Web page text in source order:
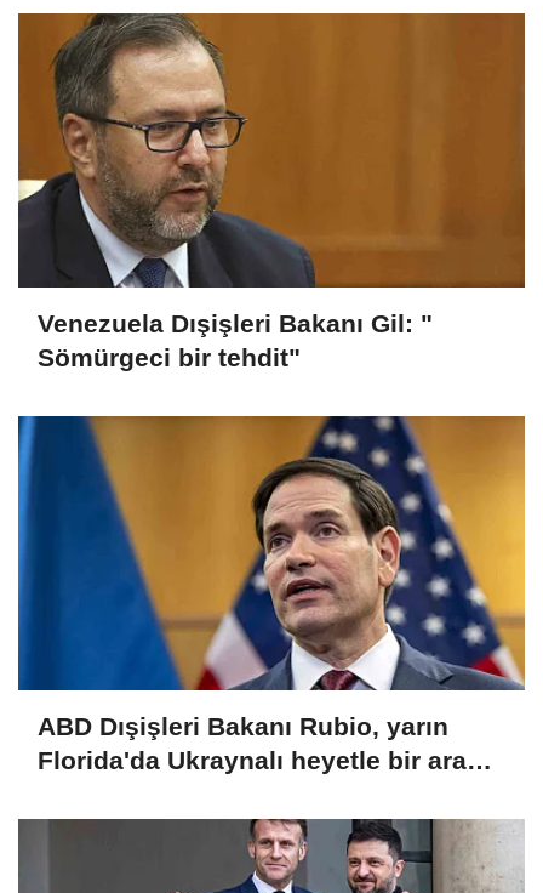
Venezuela Dışişleri Bakanı Gil: "
Sömürgeci bir tehdit"
ABD Dışişleri Bakanı Rubio, yarın
Florida'da Ukraynalı heyetle bir araya